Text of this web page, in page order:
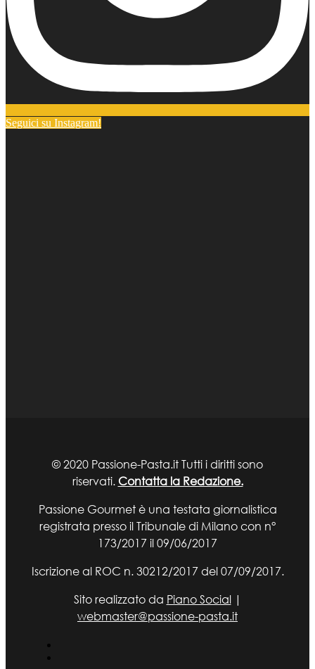
Seguici su Instagram!
© 2020 Passione-Pasta.it Tutti i diritti sono
riservati. Contatta la Redazione.
Passione Gourmet è una testata giornalistica
registrata presso il Tribunale di Milano con n°
173/2017 il 09/06/2017
Iscrizione al ROC n. 30212/2017 del 07/09/2017.
Sito realizzato da Piano Social|
webmaster@passione-pasta.it